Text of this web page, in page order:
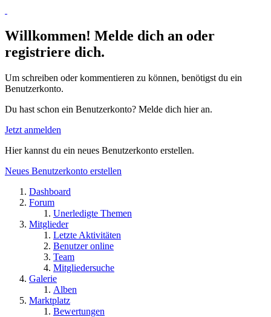
Willkommen! Melde dich an oder
registriere dich.
Um schreiben oder kommentieren zu können, benötigst du ein
Benutzerkonto.
Du hast schon ein Benutzerkonto? Melde dich hier an.
Jetzt anmelden
Hier kannst du ein neues Benutzerkonto erstellen.
Neues Benutzerkonto erstellen
Dashboard
Forum
Unerledigte Themen
Mitglieder
Letzte Aktivitäten
Benutzer online
Team
Mitgliedersuche
Galerie
Alben
Marktplatz
Bewertungen